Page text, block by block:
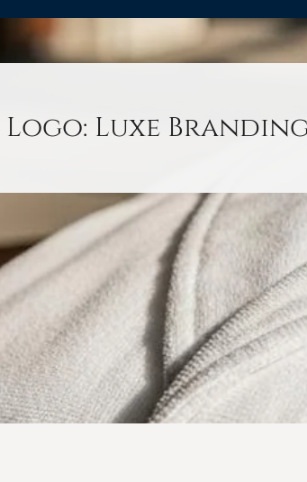
Logo: Luxe